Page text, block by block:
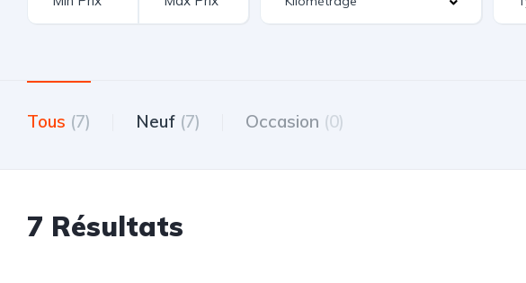
Tous (7) Neuf (7) Occasion (0)
7 Résultats